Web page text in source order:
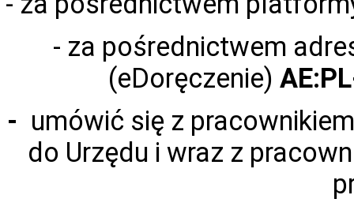
- za pośrednictwem
(eDoręczenie)
- umówić się z
do Urzędu i wraz z